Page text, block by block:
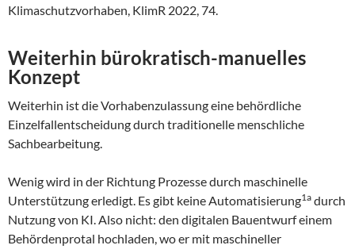
Klimaschutzvorhaben, KlimR 2022, 74.
Weiterhin bürokratisch-manuelles
Konzept
Weiterhin ist die Vorhabenzulassung eine behördliche
Einzelfallentscheidung durch traditionelle menschliche
Sachbearbeitung.
Wenig wird in der Richtung Prozesse durch maschinelle
Unterstützung erledigt. Es gibt keine Automatisierung1a durch
Nutzung von KI. Also nicht: den digitalen Bauentwurf einem
Behördenprotal hochladen, wo er mit maschineller